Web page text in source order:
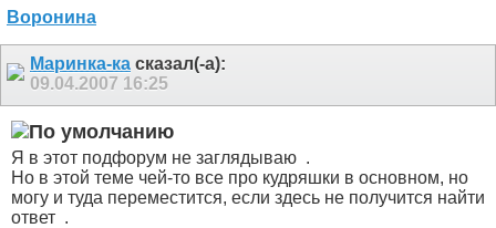
Маринка-ка сказал(-а):
09.04.2007 16:25
Я в этот подфорум не заглядываю .
Но в этой теме чей-то все про кудряшки в основном, но
могу и туда переместится, если здесь не получится найти
ответ .